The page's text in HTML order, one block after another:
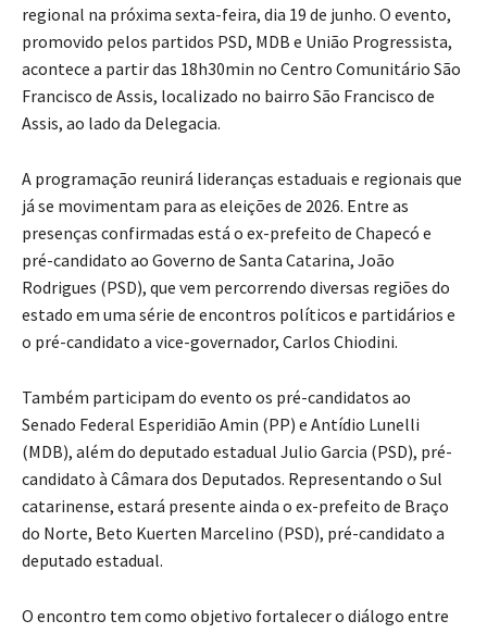
regional na próxima sexta-feira, dia 19 de junho. O evento,
promovido pelos partidos PSD, MDB e União Progressista,
acontece a partir das 18h30min no Centro Comunitário São
Francisco de Assis, localizado no bairro São Francisco de
Assis, ao lado da Delegacia.
A programação reunirá lideranças estaduais e regionais que
já se movimentam para as eleições de 2026. Entre as
presenças confirmadas está o ex-prefeito de Chapecó e
pré-candidato ao Governo de Santa Catarina, João
Rodrigues (PSD), que vem percorrendo diversas regiões do
estado em uma série de encontros políticos e partidários e
o pré-candidato a vice-governador, Carlos Chiodini.
Também participam do evento os pré-candidatos ao
Senado Federal Esperidião Amin (PP) e Antídio Lunelli
(MDB), além do deputado estadual Julio Garcia (PSD), pré-
candidato à Câmara dos Deputados. Representando o Sul
catarinense, estará presente ainda o ex-prefeito de Braço
do Norte, Beto Kuerten Marcelino (PSD), pré-candidato a
deputado estadual.
O encontro tem como objetivo fortalecer o diálogo entre